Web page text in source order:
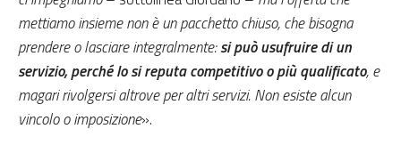
mettiamo insieme non è un pacchetto chiuso, che bisogna
prendere o lasciare integralmente:si può usufruire di un
servizio, perché lo si reputa competitivo o più qualificato, e
magari rivolgersi altrove per altri servizi. Non esiste alcun
vincolo o imposizione».